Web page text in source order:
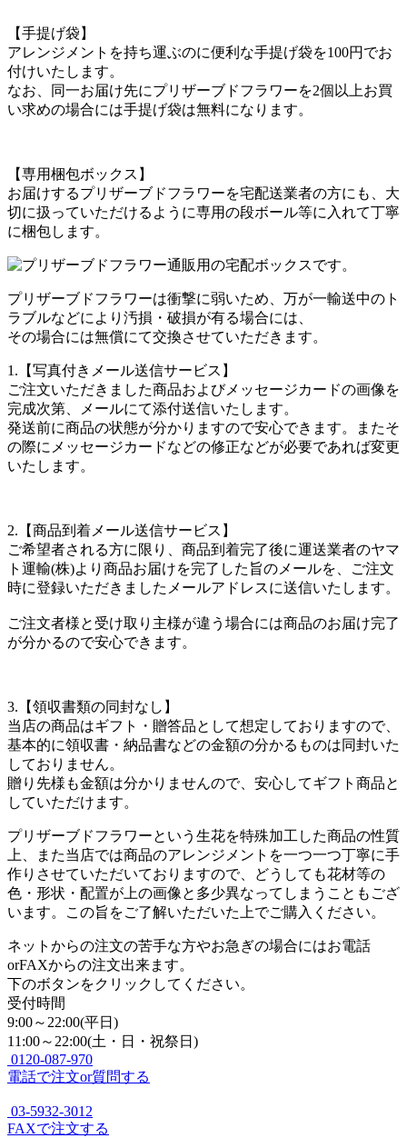
【手提げ袋】
アレンジメントを持ち運ぶのに便利な手提げ袋を100円でお
付けいたします。
なお、同一お届け先にプリザーブドフラワーを2個以上お買
い求めの場合には手提げ袋は無料になります。
【専用梱包ボックス】
お届けするプリザーブドフラワーを宅配送業者の方にも、大
切に扱っていただけるように専用の段ボール等に入れて丁寧
に梱包します。
プリザーブドフラワーは衝撃に弱いため、万が一輸送中のト
ラブルなどにより汚損・破損が有る場合には、
その場合には無償にて交換させていただきます。
1.【写真付きメール送信サービス】
ご注文いただきました商品およびメッセージカードの画像を
完成次第、メールにて添付送信いたします。
発送前に商品の状態が分かりますので安心できます。またそ
の際にメッセージカードなどの修正などが必要であれば変更
いたします。
2.【商品到着メール送信サービス】
ご希望者される方に限り、商品到着完了後に運送業者のヤマ
ト運輸(株)より商品お届けを完了した旨のメールを、ご注文
時に登録いただきましたメールアドレスに送信いたします。
ご注文者様と受け取り主様が違う場合には商品のお届け完了
が分かるので安心できます。
3.【領収書類の同封なし】
当店の商品はギフト・贈答品として想定しておりますので、
基本的に領収書・納品書などの金額の分かるものは同封いた
しておりません。
贈り先様も金額は分かりませんので、安心してギフト商品と
していただけます。
プリザーブドフラワーという生花を特殊加工した商品の性質
上、また当店では商品のアレンジメントを一つ一つ丁寧に手
作りさせていただいておりますので、どうしても花材等の
色・形状・配置が上の画像と多少異なってしまうこともござ
います。この旨をご了解いただいた上でご購入ください。
ネットからの注文の苦手な方やお急ぎの場合にはお電話
orFAXからの注文出来ます。
下のボタンをクリックしてください。
受付時間
9:00～22:00(平日)
11:00～22:00(土・日・祝祭日)
0120-087-970
電話で注文or質問する
03-5932-3012
FAXで注文する